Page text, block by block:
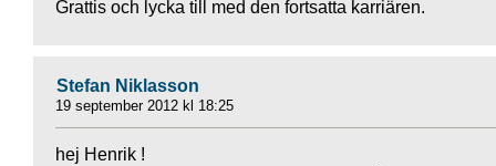
Grattis och lycka till med den fortsatta karriären.
Stefan Niklasson
19 september 2012 kl 18:25
hej Henrik !